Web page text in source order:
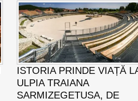
ISTORIA PRINDE VIAȚĂ
ULPIA TRAIANA
SARMIZEGETUSA, DE